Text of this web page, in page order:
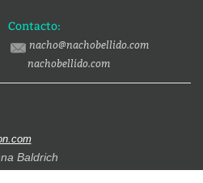
Contacto:
nacho@nachobellido.com
nachobellido.com
Baldrich